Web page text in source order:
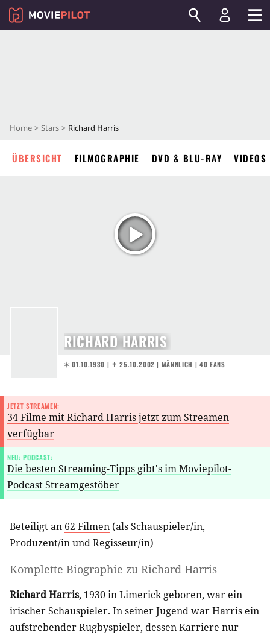
Home Stars Richard Harris
ÜBERSICHT FILMOGRAPHIE DVD & BLU-RAY VIDEOS
RICHARD HARRIS
✶ 01.10.1930 | ✝︎ 25.10.2002 | MÄNNLICH | 40 FANS
JETZT STREAMEN:
34 Filme mit Richard Harris jetzt zum Streamen
verfügbar
NEU: PODCAST:
Die besten Streaming-Tipps gibt's im Moviepilot-
Podcast Streamgestöber
Beteiligt an 62 Filmen (alsSchauspieler/in,
Produzent/inundRegisseur/in)
Komplette Biographie zu Richard Harris
Richard Harris, 1930 in Limerick geboren, war ein
irischer Schauspieler. In seiner Jugend war Harris ein
aufstrebender Rugbyspieler, dessen Karriere nur